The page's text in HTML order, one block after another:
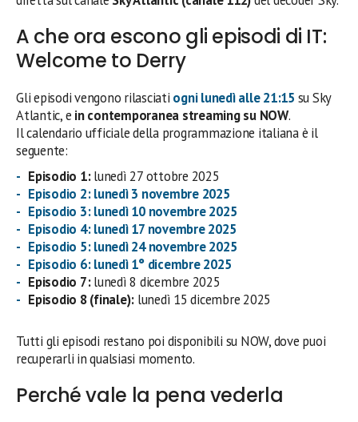
A che ora escono gli episodi di IT:
Welcome to Derry
Gli episodi vengono rilasciati ognilunedì alle 21:15 su Sky
Atlantic, e in contemporanea streaming su NOW.
Il calendario ufficiale della programmazione italiana è il
seguente:
Episodio 1:lunedì 27 ottobre 2025
Episodio 2:lunedì 3 novembre 2025
Episodio 3:lunedì 10 novembre 2025
Episodio 4:lunedì 17 novembre 2025
Episodio 5:lunedì 24 novembre 2025
Episodio 6:lunedì 1° dicembre 2025
Episodio 7:lunedì 8 dicembre 2025
Episodio 8 (finale): lunedì 15 dicembre 2025
Tutti gli episodi restano poi disponibili su NOW, dove puoi
recuperarli in qualsiasi momento.
Perché vale la pena vederla